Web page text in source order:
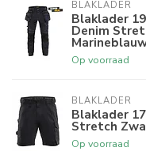
BLAKLADER
Blaklader
Denim
Op voorraad
BLAKLADER
Blaklader
Stretch
Op voorraad